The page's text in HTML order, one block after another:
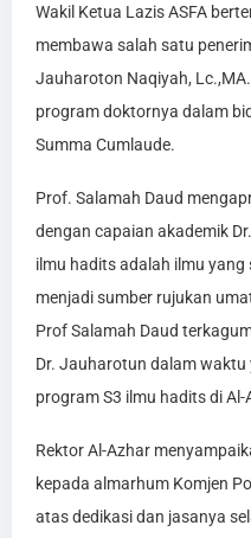
Wakil Ketua Lazis ASFA
membawa salah satu
Jauharoton Naqiyah,
program doktornya dalam
Summa Cumlaude.
Prof. Salamah Daud
dengan capaian akademik
ilmu hadits adalah ilmu
menjadi sumber rujukan
Prof Salamah Daud
Dr. Jauharotun dalam
program S3 ilmu hadits di Al-
Rektor Al-Azhar
kepada almarhum Komjen
atas dedikasi dan jasanya